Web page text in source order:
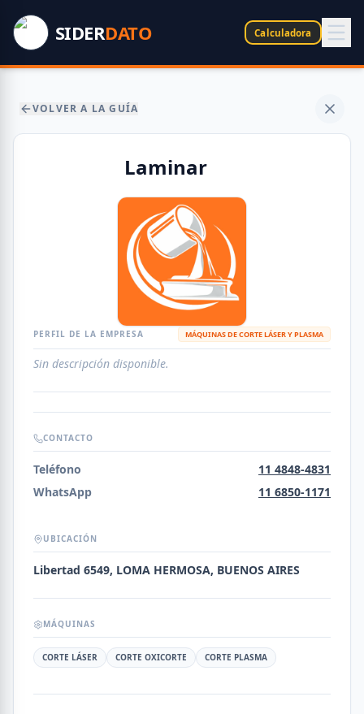
SIDERDATO Calculadora
VOLVER A LA GUÍA
Laminar
PERFIL DE LA EMPRESA MÁQUINAS DE CORTE LÁSER Y PLASMA
Sin descripción disponible.
CONTACTO
Teléfono
11 4848-4831
WhatsApp
11 6850-1171
UBICACIÓN
Libertad 6549, LOMA HERMOSA, BUENOS AIRES
MÁQUINAS
CORTE LÁSER CORTE OXICORTE CORTE PLASMA